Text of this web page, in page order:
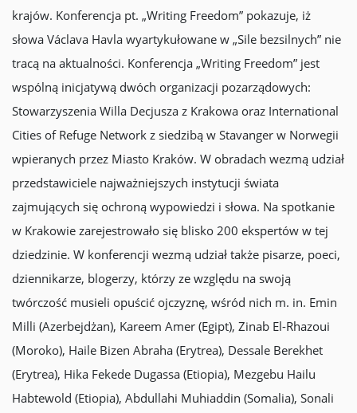
krajów. Konferencja pt. „Writing Freedom” pokazuje, iż
słowa Václava Havla wyartykułowane w „Sile bezsilnych” nie
tracą na aktualności. Konferencja „Writing Freedom” jest
wspólną inicjatywą dwóch organizacji pozarządowych:
Stowarzyszenia Willa Decjusza z Krakowa oraz International
Cities of Refuge Network z siedzibą w Stavanger w Norwegii
wpieranych przez Miasto Kraków. W obradach wezmą udział
przedstawiciele najważniejszych instytucji świata
zajmujących się ochroną wypowiedzi i słowa. Na spotkanie
w Krakowie zarejestrowało się blisko 200 ekspertów w tej
dziedzinie. W konferencji wezmą udział także pisarze, poeci,
dziennikarze, blogerzy, którzy ze względu na swoją
twórczość musieli opuścić ojczyznę, wśród nich m. in. Emin
Milli (Azerbejdżan), Kareem Amer (Egipt), Zinab El-Rhazoui
(Moroko), Haile Bizen Abraha (Erytrea), Dessale Berekhet
(Erytrea), Hika Fekede Dugassa (Etiopia), Mezgebu Hailu
Habtewold (Etiopia), Abdullahi Muhiaddin (Somalia), Sonali